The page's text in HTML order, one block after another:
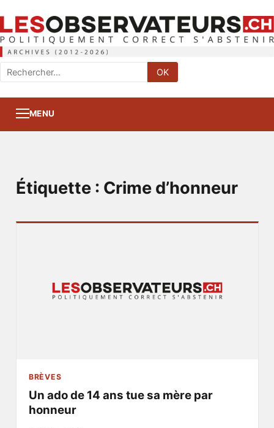
Rechercher
:
OK
MENU
Étiquette : Crime d’honneur
BRÈVES
Un ado de 14 ans tue sa mère par
honneur